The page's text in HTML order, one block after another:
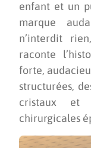
enfant et un
marque
n’interdit
raconte
forte,
structurées,
cristaux et
chirurgicales